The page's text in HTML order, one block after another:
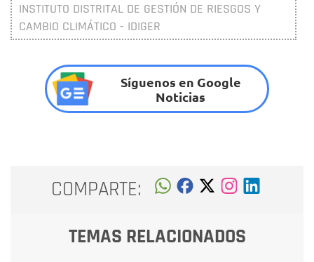
INSTITUTO DISTRITAL DE GESTIÓN DE RIESGOS Y
CAMBIO CLIMÁTICO - IDIGER
Síguenos en Google
Noticias
COMPARTE:
TEMAS RELACIONADOS